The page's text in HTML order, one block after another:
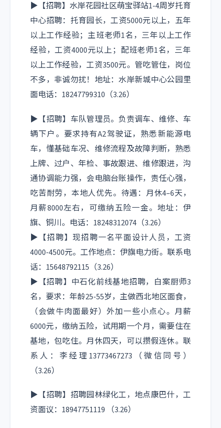
静音播放中，点击
画中画
网页全屏
全屏
你可以 试试
视频信息
播放信息
调试信息 [X]
VID
c01740dda9e5716f0c401ee4380ebf09
播放内核
Kernel
Res
帧数
0/70; 0.00%
缓冲健康度
网络活动
net
0 KB/s
▶【招聘】水岸花园社区萌宝驿站1-4周岁托育
中心招聘：托育园长，工资5000元以上，五年
以上工作经验；主班老师1名，三年以上工作
经验，工资4000元以上；配班老师1名，三年
以上工作经验，工资3500元。管吃管住，岗位
不多，非诚勿扰！地址：水岸新城中心公园里
面电话：18247799310 （3.26）
▶【招聘】车队管理员。负责调车、维修、车
辆下户。要求持有A2驾驶证，熟悉新能源电
车，懂基础车况、维修流程及故障判断，熟悉
上牌、过户、年检、事故跟进、维修跟进，沟
通协调能力强，会电脑台账操作，责任心强，
吃苦耐劳，本地人优先。待遇：月休4–6天，
月薪8000左右，可缴纳五险一金。地址：伊
旗、铜川。电话：18248312074 （3.26）
▶【招聘】现招聘一名平面设计人员，工资
4000-4500元。工作地点：伊旗电力街。联系电
话：15648792115 （3.26）
▶【招聘】中石化前线基地招聘，白案厨师3
名，要求：年龄25-55岁，主做西北地区面食，
（会做牛肉面最好）外加一些小点心。月薪
6000元，缴纳五险，试用期一个月，需要住在
基地，包吃住。月休四天，可以攒假连休。联
系人：李经理13773467273（微信同号）
（3.26）
▶【招聘】招聘园林绿化工，地点康巴什，工
资面议：18947751119 （3.26）